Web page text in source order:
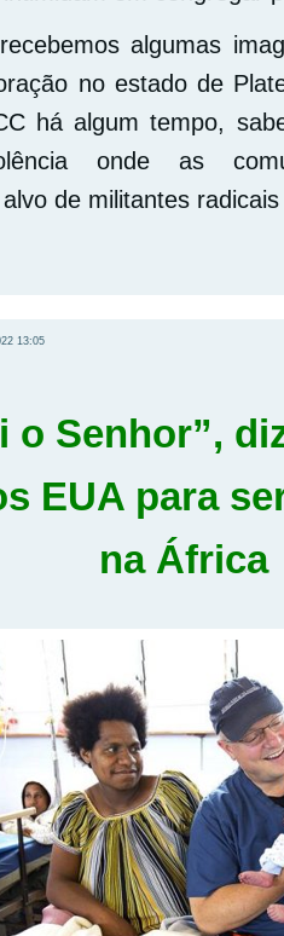
algumas
no estado de
há algum tempo,
onde as
de militantes
13:05
o Senhor”,
EUA para
na África